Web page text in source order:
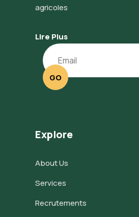
agricoles
Lire Plus
GO
Explore
About Us
Services
Recrutements